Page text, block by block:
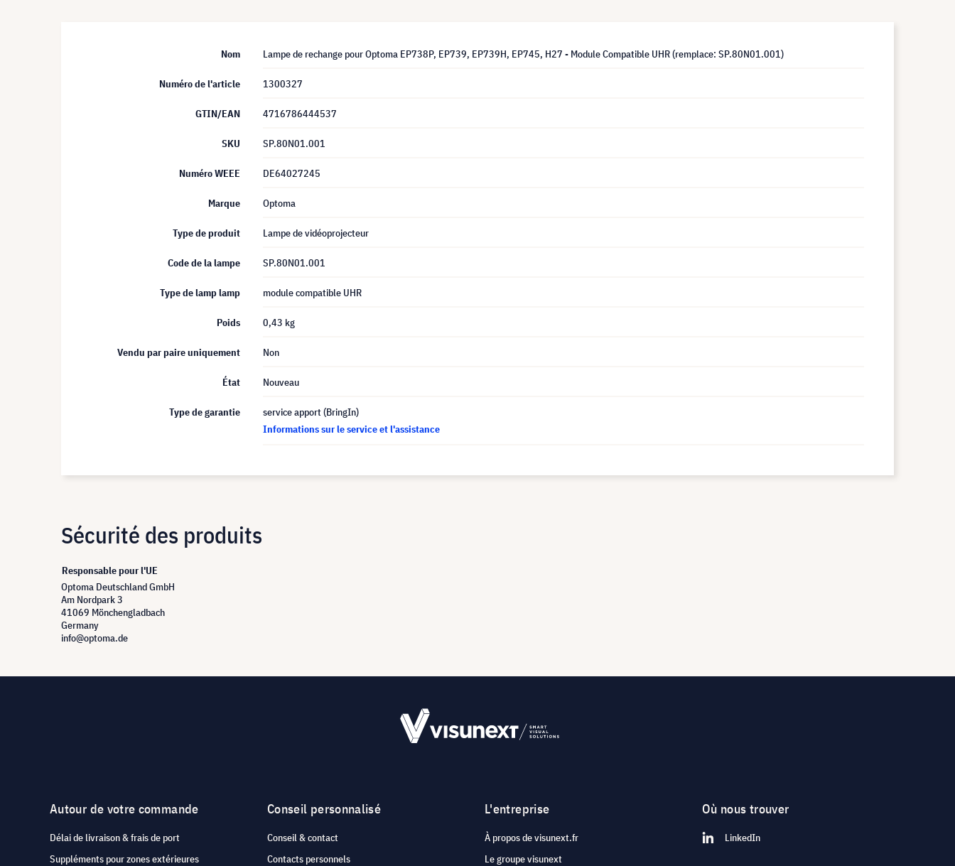
Nom Lampe de rechange pour Optoma EP738P, EP739, EP739H, EP745, H27 - Module Compatible UHR (remplace: SP.80N01.001)
Numéro de l'article 1300327
GTIN/EAN 4716786444537
SKU SP.80N01.001
Numéro WEEE DE64027245
Marque Optoma
Type de produit Lampe de vidéoprojecteur
Code de la lampe SP.80N01.001
Type de lamp lamp module compatible UHR
Poids 0,43 kg
Vendu par paire uniquement Non
État Nouveau
Type de garantie
service apport (BringIn)
Informations sur le service et l'assistance
Sécurité des produits
Responsable pour l'UE
Optoma Deutschland GmbH
Am Nordpark 3
41069 Mönchengladbach
Germany
info@optoma.de
Autour de votre commande
Délai de livraison & frais de port
Suppléments pour zones extérieures
Conseil personnalisé
Conseil & contact
Contacts personnels
L'entreprise
À propos de visunext.fr
Le groupe visunext
Où nous trouver
LinkedIn